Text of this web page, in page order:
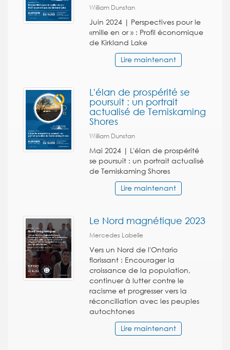
William Dunstan
Juin 2024 | Perspectives pour le
«mille en or » : Profil économique
de Kirkland Lake
Lire maintenant
L'élan de prospérité se
poursuit : un portrait
actualisé de Temiskaming
Shores
William Dunstan
Mai 2024 | L'élan de prospérité
se poursuit : un portrait actualisé
de Temiskaming Shores
Lire maintenant
Le Nord magnétique 2023
Mercedes Labelle
Vers un Nord de l'Ontario
florissant : Encourager la
croissance de la population,
continuer à lutter contre le
racisme et progresser vers la
réconciliation avec les peuples
autochtones
Lire maintenant